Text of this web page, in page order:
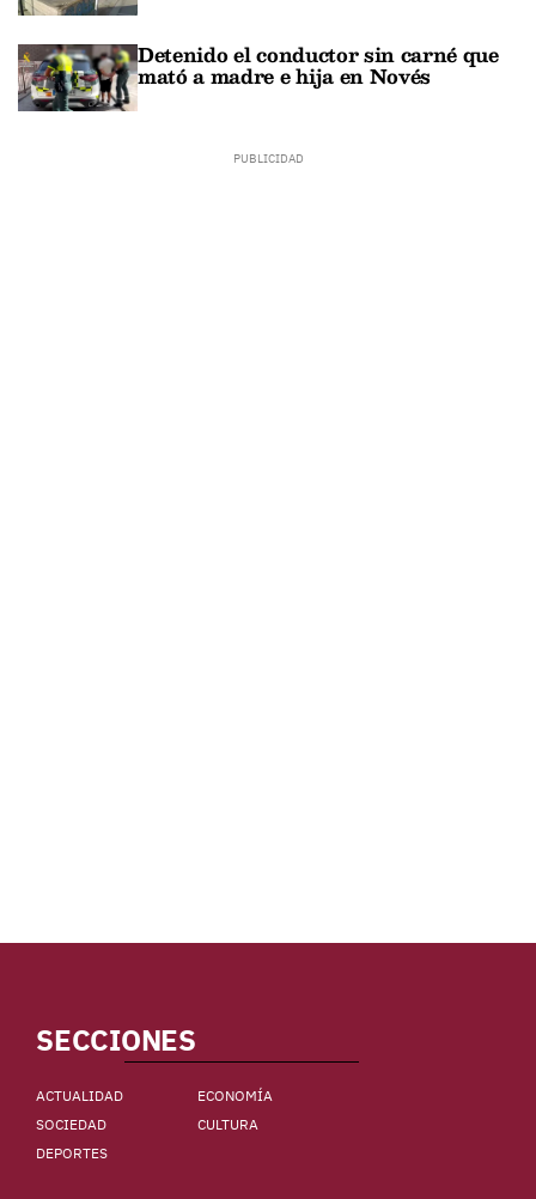
Detenido el conductor sin carné que
mató a madre e hija en Novés
SECCIONES
ACTUALIDAD
ECONOMÍA
SOCIEDAD
CULTURA
DEPORTES